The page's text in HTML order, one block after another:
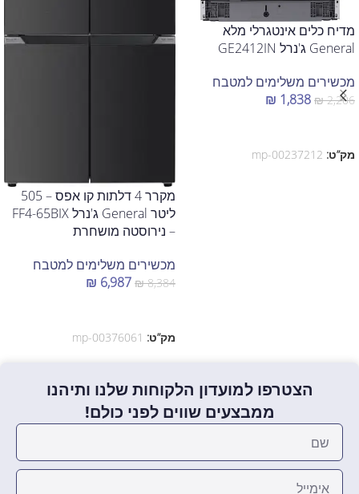
מדיח כלים אינטגרלי מלא
General ג'נרל GE2412IN
מכשירים משלימים למטבח
₪2,206
₪ 1,838
מק”ט: mp-00237212
מקרר 4 דלתות קו אפס – 505
ליטר General ג'נרל FF4-65BIX
– נירוסטה מושחרת
מכשירים משלימים למטבח
₪8,384
₪ 6,987
מק”ט: mp-00376061
הצטרפו למועדון הלקוחות שלנו ותיהנו
ממבצעים שווים לפני כולם!